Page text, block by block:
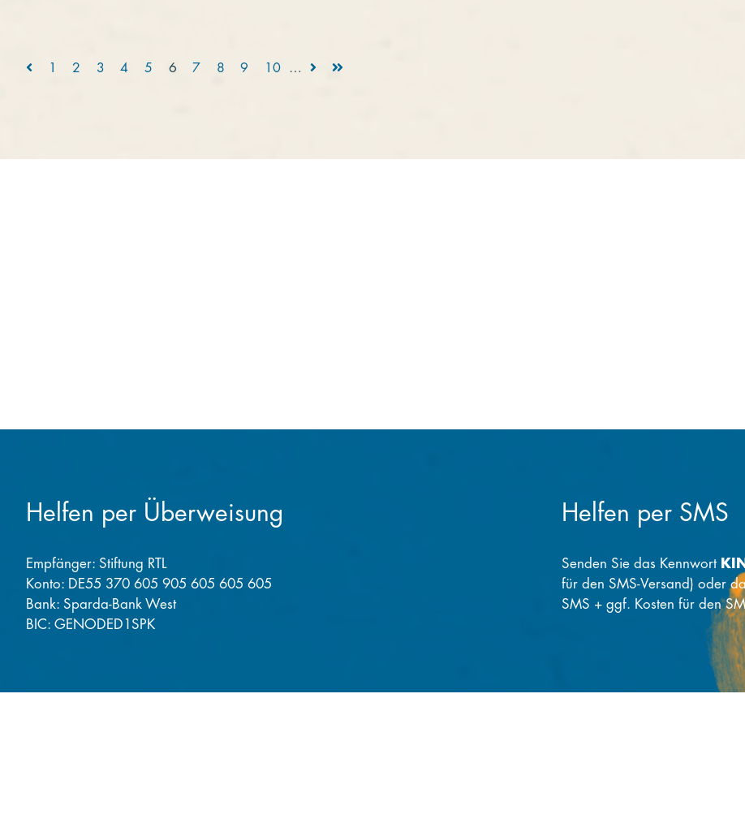
1 2 3 4 5 6 7 8 9 10 …
Helfen per Überweisung
Empfänger: Stiftung RTL
Konto: DE55 370 605 905 605 605 605
Bank: Sparda-Bank West
BIC: GENODED1SPK
Helfen per SMS
Senden Sie das Kennwort
für den SMS-Versand) oder
SMS + ggf. Kosten für den